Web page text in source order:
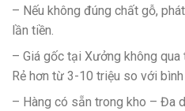
– Nếu không đúng chất gỗ,
lần tiền.
– Giá gốc tại Xưởng không qua
Rẻ hơn từ 3-10 triệu so với
– Hàng có sẵn trong kho – Đa